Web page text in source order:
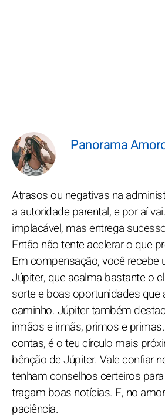
Panorama
Atrasos ou negativas na
a autoridade parental, e por aí
implacável, mas entrega
Então não tente acelerar o que
Em compensação, você recebe
Júpiter, que acalma bastante o
sorte e boas oportunidades que
caminho. Júpiter também
irmãos e irmãs, primos e
contas, é o teu círculo mais
bênção de Júpiter. Vale confiar
tenham conselhos certeiros
tragam boas notícias. E, no
paciência.